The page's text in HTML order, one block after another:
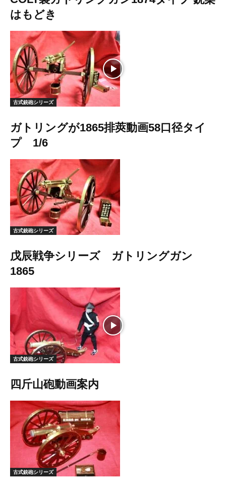
はもどき
古式銃砲シリーズ
ガトリングが1865排莢動画58口径タイ
プ 1/6
古式銃砲シリーズ
戊辰戦争シリーズ ガトリングガン
1865
古式銃砲シリーズ
四斤山砲動画案内
古式銃砲シリーズ